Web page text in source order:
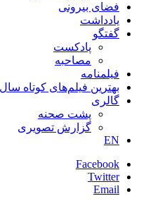
فضای بیرونی
یادداشت
گفتگو
پادکست
مصاحبه
فیلمنامه
بهترین فیلم‌های کوتاه سال
گالری
پشت صحنه
گزارش تصویری
EN
Facebook
Twitter
Email